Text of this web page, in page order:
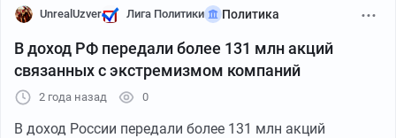
UnrealUzver Лига Политики Политика
В доход РФ передали более 131 млн акций
связанных с экстремизмом компаний
2 года назад 0
В доход России передали более 131 млн акций